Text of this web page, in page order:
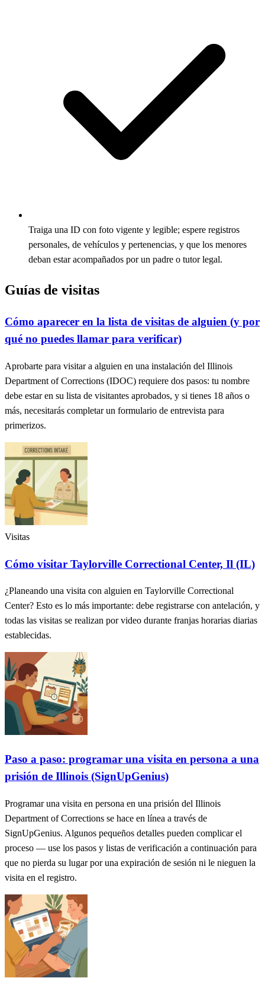
Traiga una ID con foto vigente y legible; espere registros
personales, de vehículos y pertenencias, y que los menores
deban estar acompañados por un padre o tutor legal.
Guías de visitas
Cómo aparecer en la lista de visitas de alguien (y por
qué no puedes llamar para verificar)
Aprobarte para visitar a alguien en una instalación del Illinois
Department of Corrections (IDOC) requiere dos pasos: tu nombre
debe estar en su lista de visitantes aprobados, y si tienes 18 años o
más, necesitarás completar un formulario de entrevista para
primerizos.
Visitas
Cómo visitar Taylorville Correctional Center, Il (IL)
¿Planeando una visita con alguien en Taylorville Correctional
Center? Esto es lo más importante: debe registrarse con antelación, y
todas las visitas se realizan por video durante franjas horarias diarias
establecidas.
Paso a paso: programar una visita en persona a una
prisión de Illinois (SignUpGenius)
Programar una visita en persona en una prisión del Illinois
Department of Corrections se hace en línea a través de
SignUpGenius. Algunos pequeños detalles pueden complicar el
proceso — use los pasos y listas de verificación a continuación para
que no pierda su lugar por una expiración de sesión ni le nieguen la
visita en el registro.